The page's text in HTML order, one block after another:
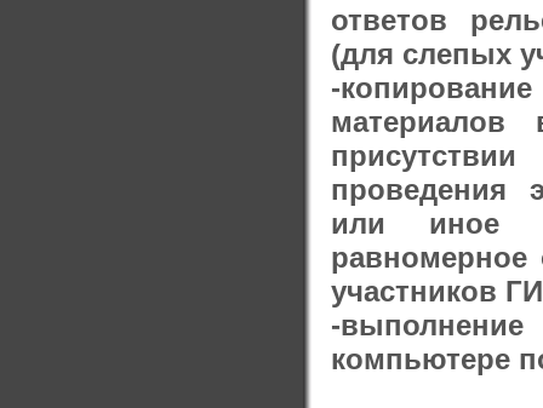
ответов
(для слепых
-
проведения
или иное
участников
-
компьютере